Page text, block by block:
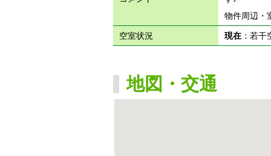
物件周辺・
空室状況 現在：若
地図・交通